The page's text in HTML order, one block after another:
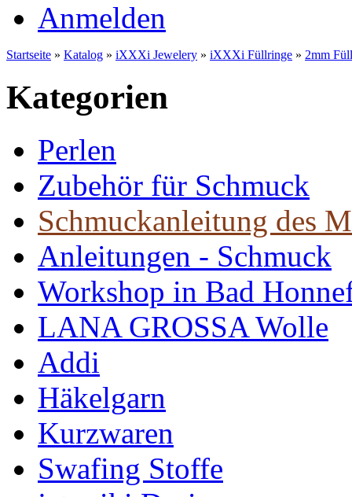
Anmelden
Startseite » Katalog » iXXXi Jewelery » iXXXi Füllringe » 2mm
Kategorien
Perlen
Zubehör für Schmuck
Schmuckanleitung des
Anleitungen - Schmuck
Workshop in Bad
LANA GROSSA Wolle
Addi
Häkelgarn
Kurzwaren
Swafing Stoffe